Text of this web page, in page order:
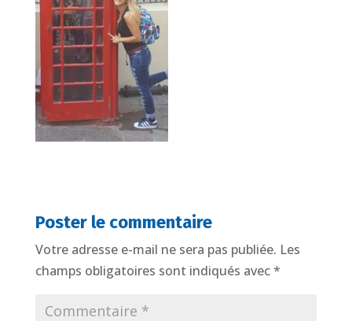
Poster le commentaire
Votre adresse e-mail ne sera pas publiée. Les
champs obligatoires sont indiqués avec*